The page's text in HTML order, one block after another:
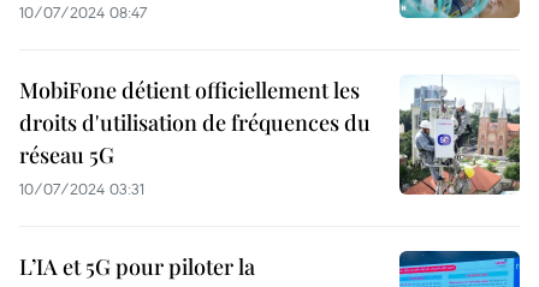
10/07/2024 08:47
MobiFone détient officiellement les
droits d'utilisation de fréquences du
réseau 5G
10/07/2024 03:31
L’IA et 5G pour piloter la